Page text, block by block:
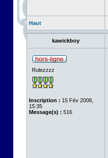
Haut
kawickboy
Rulezzzz
Inscription : 15 Fév 2008,
15:35
Message(s) : 516